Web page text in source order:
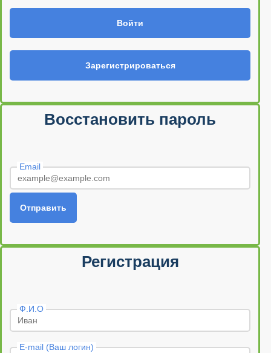
Войти
Зарегистрироваться
Восстановить пароль
Email
Отправить
Регистрация
Ф.И.О
E-mail (Ваш логин)